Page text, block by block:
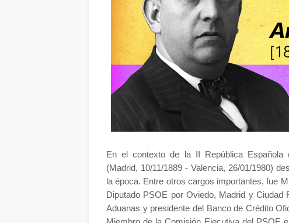
En el contexto de la II República Española
(Madrid, 10/11/1889 - Valencia, 26/01/1980)
la época. Entre otros cargos importantes, fue
Diputado PSOE por Oviedo, Madrid y
Aduanas y presidente del Banco de Crédito